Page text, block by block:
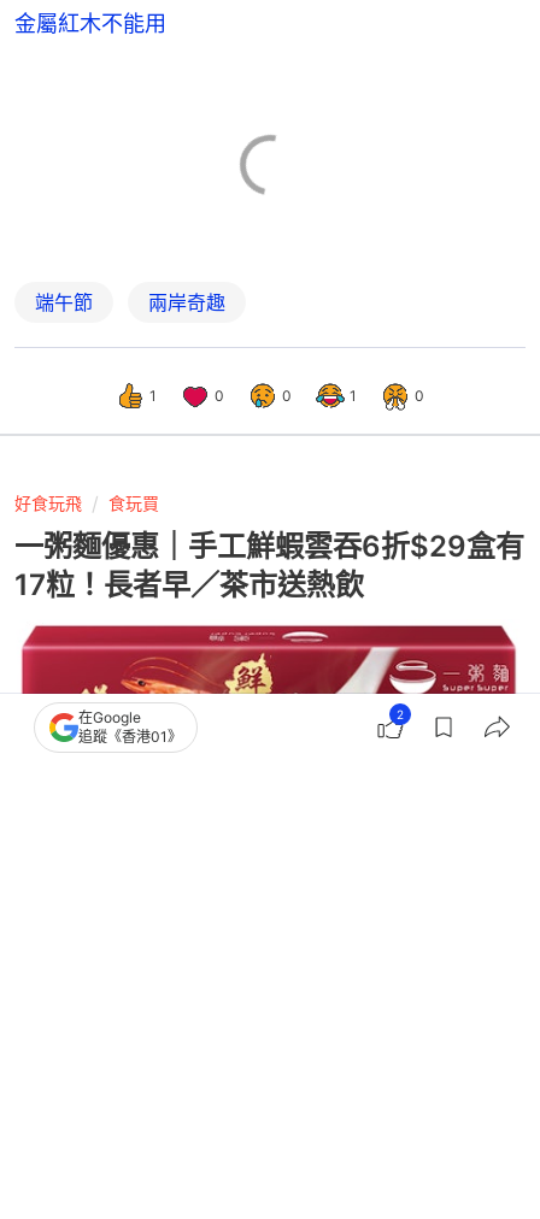
金屬紅木不能用
端午節 兩岸奇趣
1 0 0 1 0
好食玩飛 食玩買
一粥麵優惠｜手工鮮蝦雲吞6折$29盒有
17粒！長者早／茶市送熱飲
在Google
追蹤《香港01》
2